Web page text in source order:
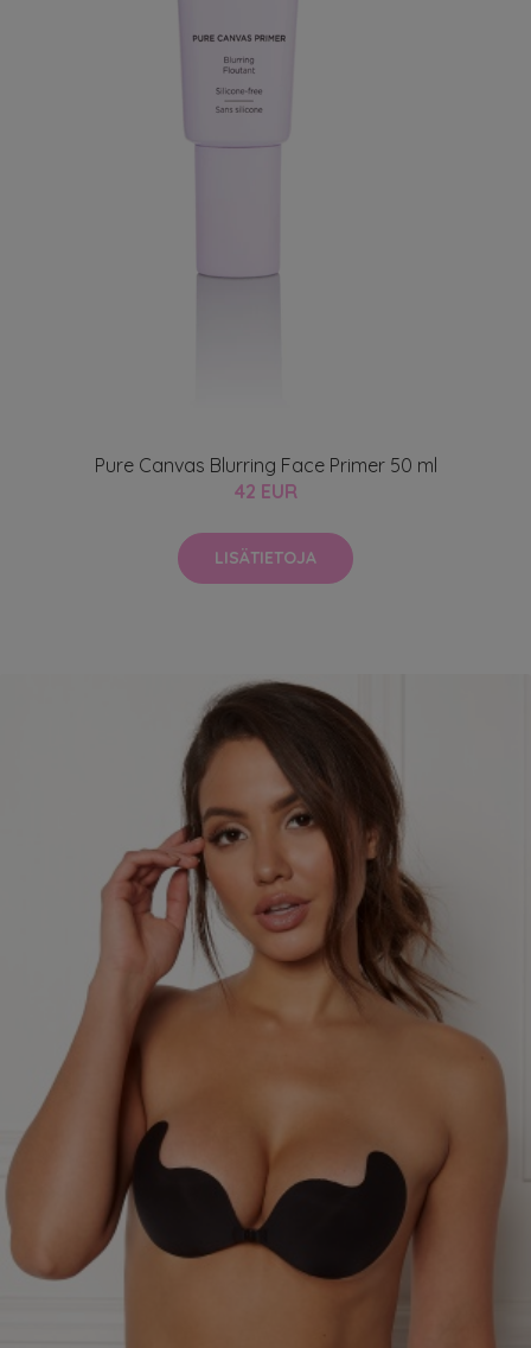
Pure Canvas Blurring Face Primer 50 ml
42 EUR
LISÄTIETOJA